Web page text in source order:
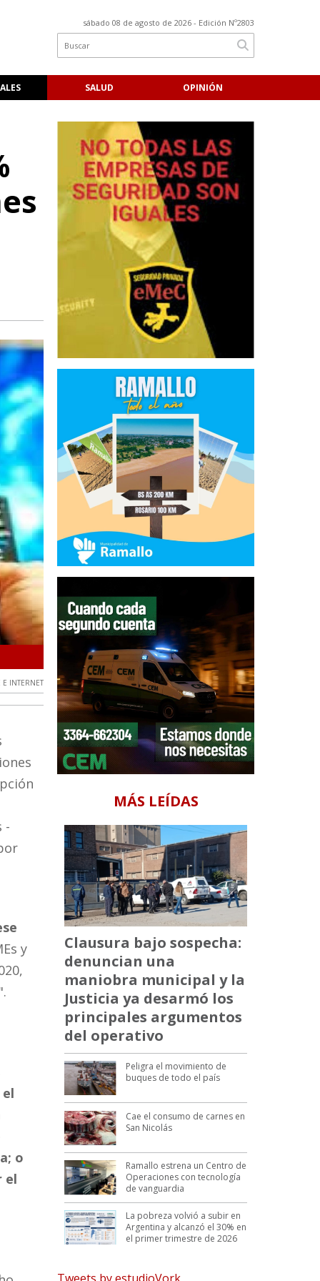
sábado 08 de agosto de 2026 - Edición Nº2803
SALUD OPINIÓN
Se oficializó el 5% de aumento
E INTERNET
-
y
o
el
MÁS LEÍDAS
Clausura bajo sospecha:
denuncian una
maniobra municipal y la
Justicia ya desarmó los
principales argumentos
del operativo
Peligra el movimiento de
buques de todo el país
Cae el consumo de carnes en
San Nicolás
Ramallo estrena un Centro de
Operaciones con tecnología
de vanguardia
La pobreza volvió a subir en
Argentina y alcanzó el 30% en
el primer trimestre de 2026